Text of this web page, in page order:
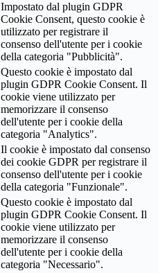
Impostato dal plugin GDPR
Cookie Consent, questo cookie è
utilizzato per registrare il
consenso dell'utente per i cookie
della categoria "Pubblicità".
Questo cookie è impostato dal
plugin GDPR Cookie Consent. Il
cookie viene utilizzato per
memorizzare il consenso
dell'utente per i cookie della
categoria "Analytics".
Il cookie è impostato dal consenso
dei cookie GDPR per registrare il
consenso dell'utente per i cookie
della categoria "Funzionale".
Questo cookie è impostato dal
plugin GDPR Cookie Consent. Il
cookie viene utilizzato per
memorizzare il consenso
dell'utente per i cookie della
categoria "Necessario".